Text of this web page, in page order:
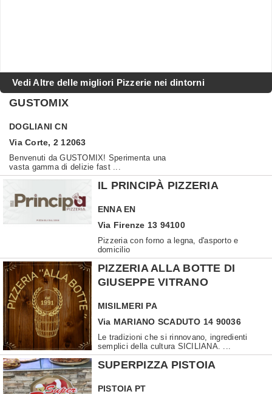
Vedi Altre delle migliori Pizzerie nei dintorni
GUSTOMIX
DOGLIANI CN
Via Corte, 2 12063
Benvenuti da GUSTOMIX! Sperimenta una
vasta gamma di delizie fast ...
IL PRINCIPÀ PIZZERIA
ENNA EN
Via Firenze 13 94100
Pizzeria con forno a legna, d'asporto e
domicilio
PIZZERIA ALLA BOTTE DI
GIUSEPPE VITRANO
MISILMERI PA
Via MARIANO SCADUTO 14 90036
Le tradizioni che si rinnovano, ingredienti
semplici della cultura SICILIANA. ...
SUPERPIZZA PISTOIA
PISTOIA PT